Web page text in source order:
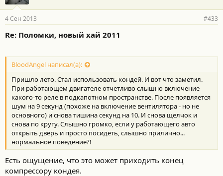
4 Сен 2013 #433
Re: Поломки, новый хай 2011
BloodAngel написал(а):
Пришло лето. Стал использовать кондей. И вот что заметил.
При работающем двигателе отчетливо слышно включение
какого-то реле в подкапотном пространстве. После появляется
шум на 9 секунд (похоже на включение вентилятора - но не
основного) и снова тишина секунд на 10. И снова щелчок и
снова по кругу. Слышно громко, если у работающего авто
открыть дверь и просто посидеть, слышно прилично...
нормальное поведение?!
Есть ощущение, что это может приходить конец
компрессору кондея.